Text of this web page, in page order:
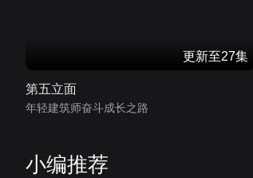
更新至27集
第五立面
年轻建筑师奋斗成长之路
小编推荐